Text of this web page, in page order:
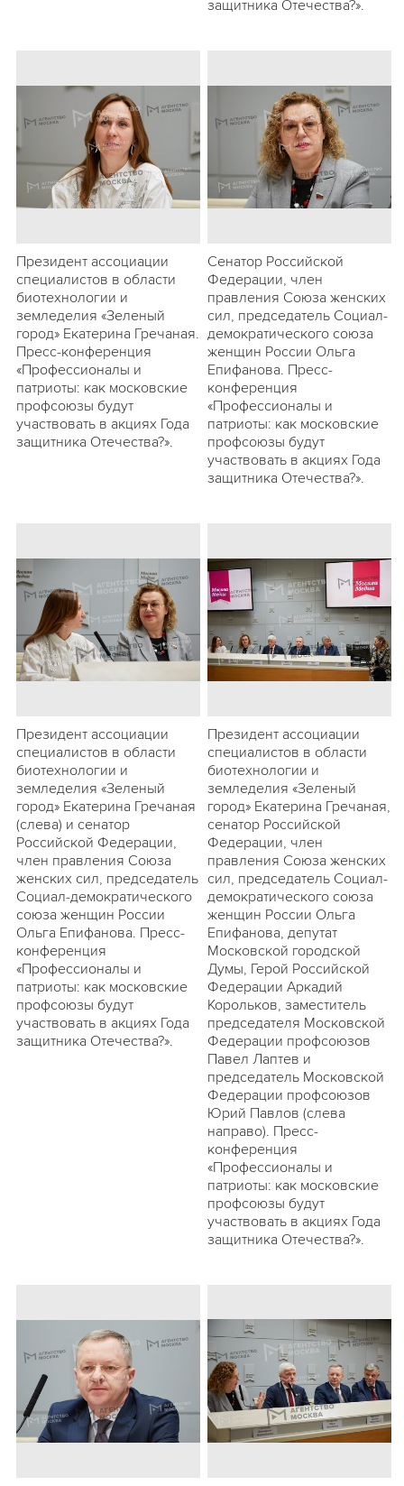
защитника Отечества?».
Президент ассоциации
специалистов в области
биотехнологии и
земледелия «Зеленый
город» Екатерина Гречаная.
Пресс-конференция
«Профессионалы и
патриоты: как московские
профсоюзы будут
участвовать в акциях Года
защитника Отечества?».
Сенатор Российской
Федерации, член
правления Союза женских
сил, председатель Социал-
демократического союза
женщин России Ольга
Епифанова. Пресс-
конференция
«Профессионалы и
патриоты: как московские
профсоюзы будут
участвовать в акциях Года
защитника Отечества?».
Президент ассоциации
специалистов в области
биотехнологии и
земледелия «Зеленый
город» Екатерина Гречаная
(слева) и сенатор
Российской Федерации,
член правления Союза
женских сил, председатель
Социал-демократического
союза женщин России
Ольга Епифанова. Пресс-
конференция
«Профессионалы и
патриоты: как московские
профсоюзы будут
участвовать в акциях Года
защитника Отечества?».
Президент ассоциации
специалистов в области
биотехнологии и
земледелия «Зеленый
город» Екатерина Гречаная,
сенатор Российской
Федерации, член
правления Союза женских
сил, председатель Социал-
демократического союза
женщин России Ольга
Епифанова, депутат
Московской городской
Думы, Герой Российской
Федерации Аркадий
Корольков, заместитель
председателя Московской
Федерации профсоюзов
Павел Лаптев и
председатель Московской
Федерации профсоюзов
Юрий Павлов (слева
направо). Пресс-
конференция
«Профессионалы и
патриоты: как московские
профсоюзы будут
участвовать в акциях Года
защитника Отечества?».